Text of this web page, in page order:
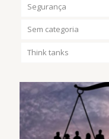
Segurança
Sem categoria
Think tanks